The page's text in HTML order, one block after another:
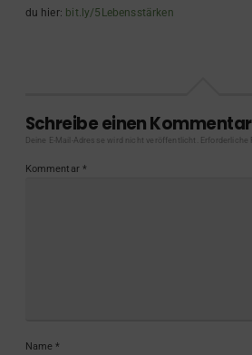
du hier: bit.ly/5Lebensstärken
Schreibe einen Kommentar
Deine E-Mail-Adresse wird nicht veröffentlicht.
Kommentar *
Name *